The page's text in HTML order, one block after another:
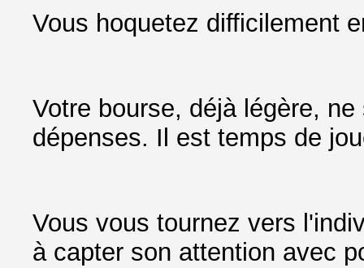
Vous hoquetez difficilement
Votre bourse, déjà légère,
dépenses. Il est temps de
Vous vous tournez vers
à capter son attention avec